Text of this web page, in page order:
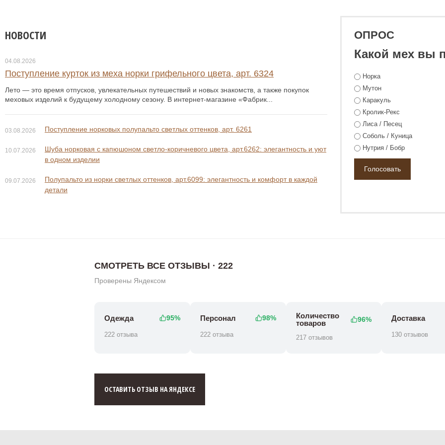
НОВОСТИ
04.08.2026
Поступление курток из меха норки грифельного цвета, арт. 6324
Лето — это время отпусков, увлекательных путешествий и новых знакомств, а также покупок
меховых изделий к будущему холодному сезону. В интернет-магазине «Фабрик...
03.08.2026 Поступление норковых полупальто светлых оттенков, арт. 6261
10.07.2026
Шуба норковая с капюшоном светло-коричневого цвета, арт.6262: элегантность и уют
в одном изделии
09.07.2026
Полупальто из норки светлых оттенков, арт.6099: элегантность и комфорт в каждой
детали
ОПРОС
Какой мех вы
Норка
Мутон
Каракуль
Кролик-Рекс
Лиса / Песец
Соболь / Куница
Нутрия / Бобр
СМОТРЕТЬ ВСЕ ОТЗЫВЫ · 222
Проверены Яндексом
Одежда 95%
222 отзыва
Персонал 98%
222 отзыва
Количество
товаров
96%
217 отзывов
Доставка
130 отзывов
ОСТАВИТЬ ОТЗЫВ НА ЯНДЕКСЕ